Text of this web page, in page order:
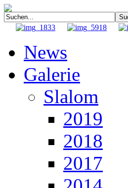
News
Galerie
Slalom
2019
2018
2017